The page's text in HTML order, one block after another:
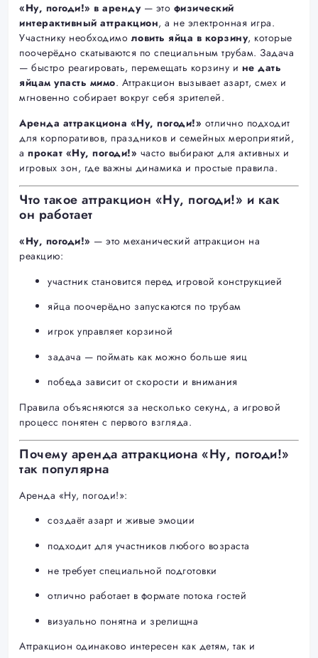
«Ну, погоди!» в аренду— это физический
интерактивный аттракцион, а не электронная игра.
Участнику необходимо ловить яйца в корзину, которые
поочерёдно скатываются по специальным трубам. Задача
— быстро реагировать, перемещать корзину и не дать
яйцам упасть мимо. Аттракцион вызывает азарт, смех и
мгновенно собирает вокруг себя зрителей.
Аренда аттракциона «Ну, погоди!» отлично подходит
для корпоративов, праздников и семейных мероприятий,
а прокат «Ну, погоди!» часто выбирают для активных и
игровых зон, где важны динамика и простые правила.
Что такое аттракцион «Ну, погоди!» и как
он работает
«Ну, погоди!» — это механический аттракцион на
реакцию:
участник становится перед игровой конструкцией
яйца поочерёдно запускаются по трубам
игрок управляет корзиной
задача — поймать как можно больше яиц
победа зависит от скорости и внимания
Правила объясняются за несколько секунд, а игровой
процесс понятен с первого взгляда.
Почему аренда аттракциона «Ну, погоди!»
так популярна
Аренда «Ну, погоди!»:
создаёт азарт и живые эмоции
подходит для участников любого возраста
не требует специальной подготовки
отлично работает в формате потока гостей
визуально понятна и зрелищна
Аттракцион одинаково интересен как детям, так и